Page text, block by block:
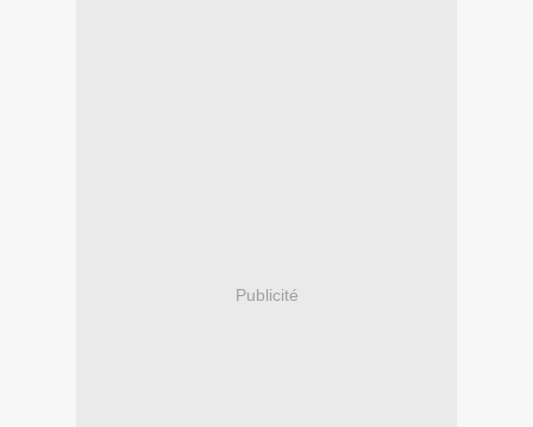
Publicité